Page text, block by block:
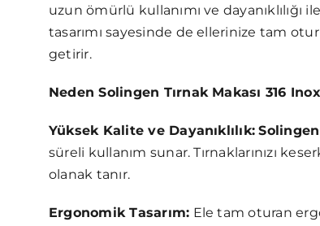
uzun ömürlü kullanımı ve dayanıklılığı
tasarımı sayesinde de ellerinize tam
getirir.
Neden Solingen Tırnak Makası 316
Yüksek Kalite ve Dayanıklılık: Solingen
süreli kullanım sunar. Tırnaklarınızı
olanak tanır.
Ergonomik Tasarım: Ele tam oturan